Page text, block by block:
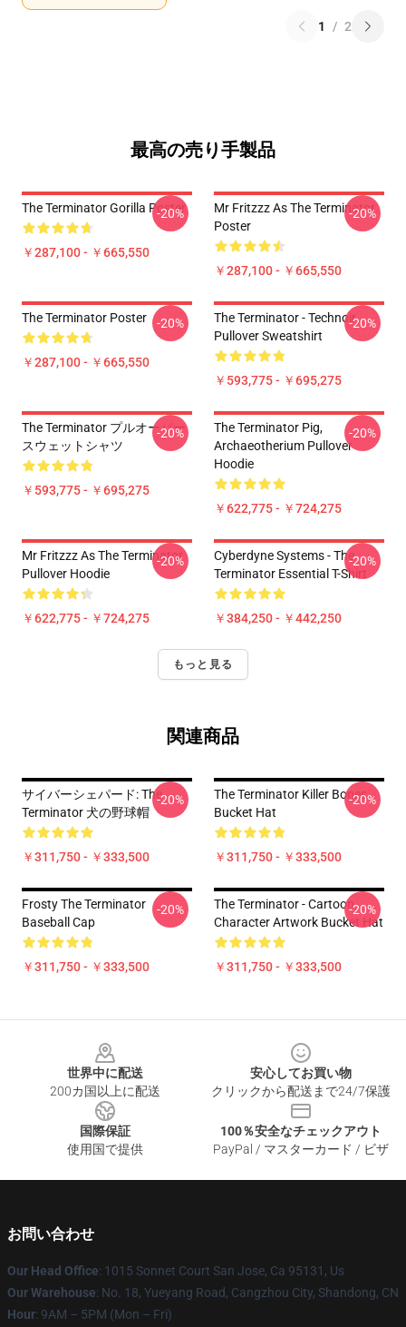
1 / 2
最高の売り手製品
The Terminator Gorilla Poster
￥287,100 - ￥665,550
-20%
Mr Fritzzz As The Terminator
Poster
￥287,100 - ￥665,550
-20%
The Terminator Poster
￥287,100 - ￥665,550
-20%
The Terminator - Technoir
Pullover Sweatshirt
￥593,775 - ￥695,275
-20%
The Terminator プルオーバー
スウェットシャツ
￥593,775 - ￥695,275
-20%
The Terminator Pig,
Archaeotherium Pullover
Hoodie
￥622,775 - ￥724,275
-20%
Mr Fritzzz As The Terminator
Pullover Hoodie
￥622,775 - ￥724,275
-20%
Cyberdyne Systems - The
Terminator Essential T-Shirt
￥384,250 - ￥442,250
-20%
もっと見る
関連商品
サイバーシェパード: The
Terminator 犬の野球帽
￥311,750 - ￥333,500
-20%
The Terminator Killer Bones
Bucket Hat
￥311,750 - ￥333,500
-20%
Frosty The Terminator
Baseball Cap
￥311,750 - ￥333,500
-20%
The Terminator - Cartoon
Character Artwork Bucket Hat
￥311,750 - ￥333,500
-20%
世界中に配送
200カ国以上に配送
安心してお買い物
クリックから配送まで24/7保護
国際保証
使用国で提供
100％安全なチェックアウト
PayPal / マスターカード / ビザ
お問い合わせ
Our Head Office: 1015 Sonnet Court San Jose, Ca 95131, Us
Our Warehouse: No. 18, Yueyang Road, Cangzhou City, Shandong, CN
Hour: 9AM – 5PM (Mon – Fri)